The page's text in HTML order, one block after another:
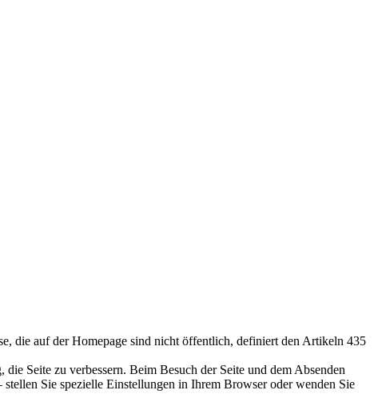
die auf der Homepage sind nicht öffentlich, definiert den Artikeln 435
Seite zu verbessern. Beim Besuch der Seite und dem Absenden
Sie spezielle Einstellungen in Ihrem Browser oder wenden Sie